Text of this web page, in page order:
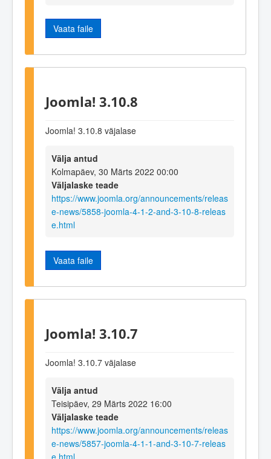
Vaata faile
Joomla! 3.10.8
Joomla! 3.10.8 väjalase
Välja antud
Kolmapäev, 30 Märts 2022 00:00
Väljalaske teade
https://www.joomla.org/announcements/releas
e-news/5858-joomla-4-1-2-and-3-10-8-releas
e.html
Vaata faile
Joomla! 3.10.7
Joomla! 3.10.7 väjalase
Välja antud
Teisipäev, 29 Märts 2022 16:00
Väljalaske teade
https://www.joomla.org/announcements/releas
e-news/5857-joomla-4-1-1-and-3-10-7-releas
e.html